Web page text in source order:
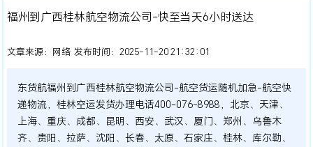
福州到广西桂林航空物流公司-快至当天6小时送达
文章来源： 网络 发布时间： 2025-11-20 21:32:01
东货航福州到广西桂林航空物流公司-航空货运随机加急-航空快
递物流，桂林空运发货办理电话400-076-8988，北京、天津、
上海、重庆、成都、昆明、西安、武汉、厦门、郑州、乌鲁木
齐、贵阳、拉萨、沈阳、长春、太原、石家庄、桂林、库尔勒、